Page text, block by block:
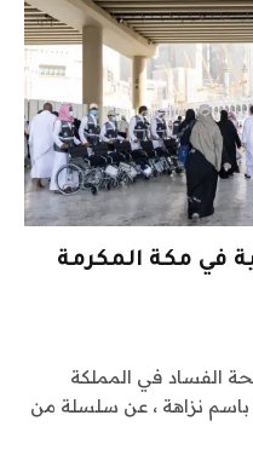
طبية في مكة المكرمة
الفساد في المملكة
باسم نزاهة ، عن سلسلة من